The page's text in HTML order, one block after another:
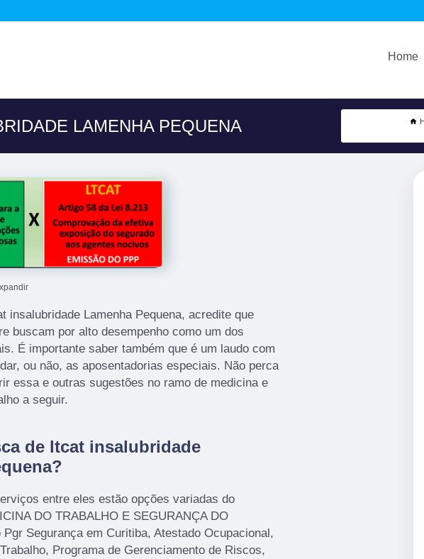
Home
LAMENHA PEQUENA
insalubridade Lamenha Pequena, acredite que
buscam por alto desempenho como um dos
É importante saber também que é um laudo com
ou não, as aposentadorias especiais. Não perca
essa e outras sugestões no ramo de medicina e
a seguir.
de ltcat insalubridade
entre eles estão opções variadas do
DO TRABALHO E SEGURANÇA DO
Segurança em Curitiba, Atestado Ocupacional,
Programa de Gerenciamento de Riscos,